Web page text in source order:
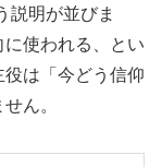
説明が並びま
使われる、とい
は「今どう信仰
ん。